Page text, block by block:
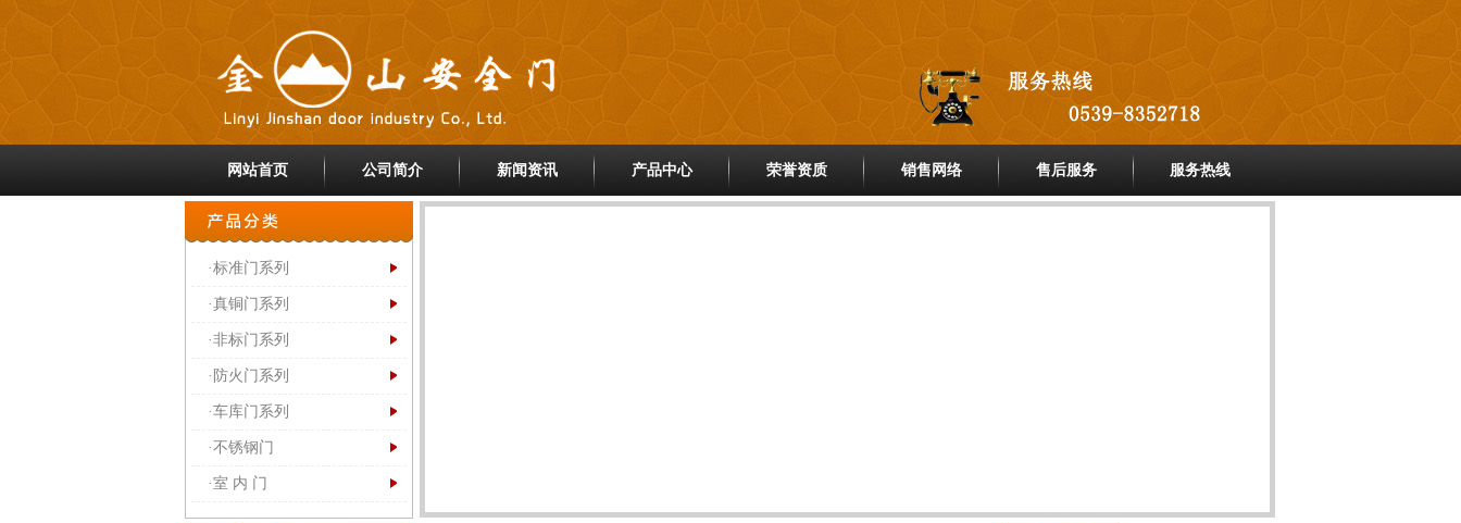
网站首页 公司简介 新闻资讯 产品中心 荣誉资质 销售网络 售后服务 服务热线
·标准门系列
·真铜门系列
·非标门系列
·防火门系列
·车库门系列
·不锈钢门
·室 内 门